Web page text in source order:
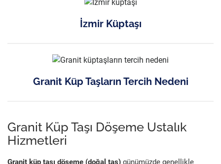
İzmir Küptaşı
Granit Küp Taşların Tercih Nedeni
Granit Küp Taşı Döşeme Ustalık
Hizmetleri
Granit küp taşı döşeme (doğal taş) günümüzde genellikle